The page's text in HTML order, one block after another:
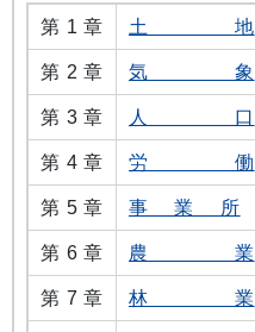
第 1 章 土 地
第 2 章 気 象
第 3 章 人 口
第 4 章 労 働
第 5 章 事 業 所
第 6 章 農 業
第 7 章 林 業